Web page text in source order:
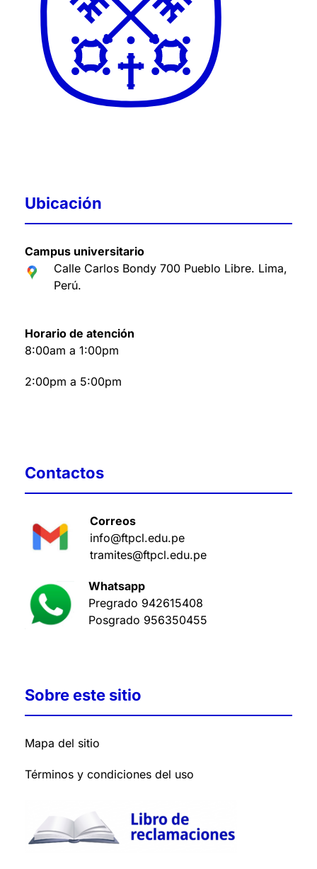
Ubicación
Campus universitario
Calle Carlos Bondy 700 Pueblo Libre. Lima,
Perú.
Horario de atención
8:00am a 1:00pm
2:00pm a 5:00pm
Contactos
Correos
info@ftpcl.edu.pe
tramites@ftpcl.edu.pe
Whatsapp
Pregrado 942615408
Posgrado 956350455
Sobre este sitio
Mapa del sitio
Términos y condiciones del uso